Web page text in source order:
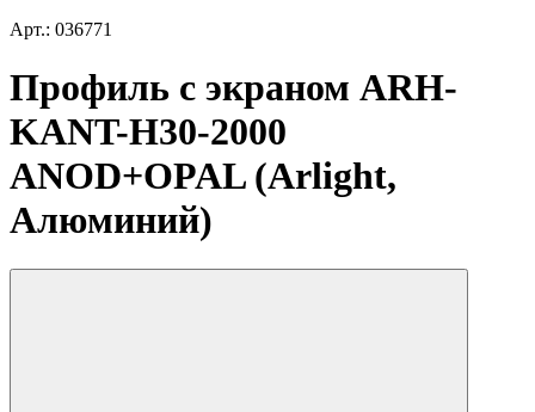
Арт.: 036771
Профиль с экраном ARH-
KANT-H30-2000
ANOD+OPAL (Arlight,
Алюминий)